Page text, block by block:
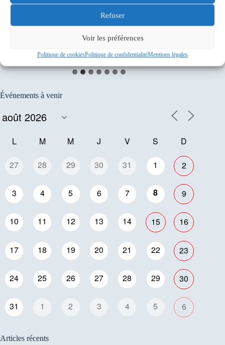
Refuser
Voir les préférences
Politique de cookiesPolitique de confidentialitéMentions légales
Événements à venir
L M M J V S D
27 28 29 30 31 1 2
3 4 5 6 7 8 9
10 11 12 13 14 15 16
17 18 19 20 21 22 23
24 25 26 27 28 29 30
31 1 2 3 4 5 6
Articles récents